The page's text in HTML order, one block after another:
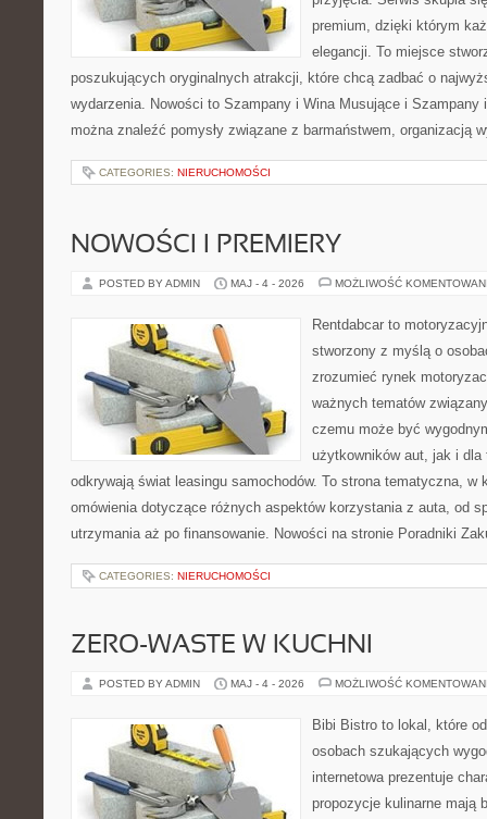
premium, dzięki którym
elegancji. To miejsce
poszukujących oryginalnych atrakcji, które chcą zadbać o
wydarzenia. Nowości to Szampany i Wina Musujące i Szampany
można znaleźć pomysły związane z barmaństwem, organizacją
CATEGORIES: NIERUCHOMOŚCI
NOWOŚCI I PREMIERY
POSTED BY ADMIN MAJ - 4 - 2026 MOŻLIWOŚĆ
Rentdabcar to
stworzony z myślą o
zrozumieć rynek
ważnych tematów
czemu może być
użytkowników aut, jak i
odkrywają świat leasingu samochodów. To strona tematyczna, w
omówienia dotyczące różnych aspektów korzystania z auta, od
utrzymania aż po finansowanie. Nowości na stronie Poradniki
CATEGORIES: NIERUCHOMOŚCI
ZERO-WASTE W KUCHNI
POSTED BY ADMIN MAJ - 4 - 2026 MOŻLIWOŚĆ
Bibi Bistro to lokal, które
osobach szukających
internetowa prezentuje
propozycje kulinarne mają